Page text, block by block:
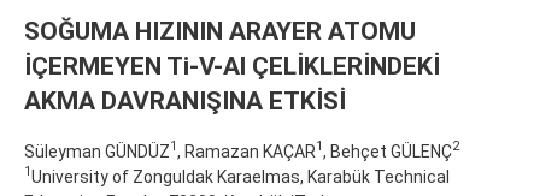
SOĞUMA HIZININ ARAYER ATOMU
İÇERMEYEN Ti-V-Al ÇELİKLERİNDEKİ
AKMA DAVRANIŞINA ETKİSİ
Süleyman GÜNDÜZ1 , Ramazan KAÇAR1 , Behçet GÜLENÇ2
1 University of Zonguldak Karaelmas, Karabük Technical